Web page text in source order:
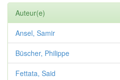
Auteur(e)
Ansel, Samir
Büscher, Philippe
Fettata, Said